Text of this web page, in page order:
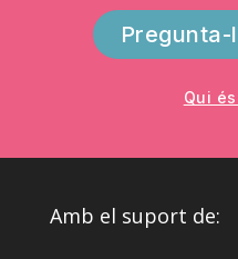
Pregunta-
Qui
Amb el suport de: